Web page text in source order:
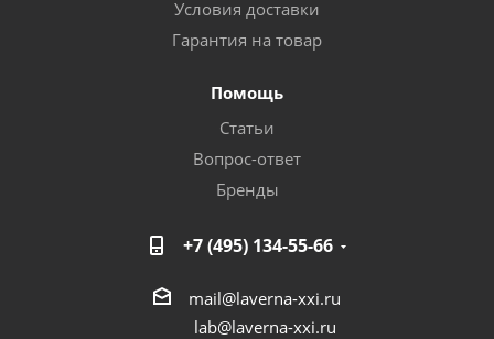
Условия доставки
Гарантия на товар
Помощь
Статьи
Вопрос-ответ
Бренды
+7 (495) 134-55-66
mail@laverna-xxi.ru
lab@laverna-xxi.ru